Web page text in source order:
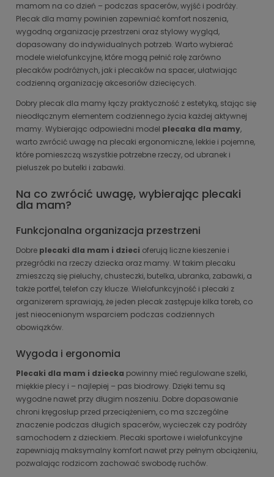
mamom na co dzień – podczas spacerów, wyjść i podróży.
Plecak dla mamy powinien zapewniać komfort noszenia,
wygodną organizację przestrzeni oraz stylowy wygląd,
dopasowany do indywidualnych potrzeb. Warto wybierać
modele wielofunkcyjne, które mogą pełnić rolę zarówno
plecaków podróżnych, jak i plecaków na spacer, ułatwiając
codzienną organizację akcesoriów dziecięcych.
Dobry plecak dla mamy łączy praktyczność z estetyką, stając się
nieodłącznym elementem codziennego życia każdej aktywnej
mamy. Wybierając odpowiedni model plecaka dla mamy,
warto zwrócić uwagę na plecaki ergonomiczne, lekkie i pojemne,
które pomieszczą wszystkie potrzebne rzeczy, od ubranek i
pieluszek po butelki i zabawki.
Na co zwrócić uwagę, wybierając plecaki
dla mam?
Funkcjonalna organizacja przestrzeni
Dobre plecaki dla mam i dzieci oferują liczne kieszenie i
przegródki na rzeczy dziecka oraz mamy. W takim plecaku
zmieszczą się pieluchy, chusteczki, butelka, ubranka, zabawki, a
także portfel, telefon czy klucze. Wielofunkcyjność i plecaki z
organizerem sprawiają, że jeden plecak zastępuje kilka toreb, co
jest nieocenionym wsparciem podczas codziennych
obowiązków.
Wygoda i ergonomia
Plecaki dla mam i dziecka powinny mieć regulowane szelki,
miękkie plecy i – najlepiej – pas biodrowy. Dzięki temu są
wygodne nawet przy długim noszeniu. Dobre dopasowanie
chroni kręgosłup przed przeciążeniem, co ma szczególne
znaczenie podczas długich spacerów, wycieczek czy podróży
samochodem z dzieckiem. Plecaki sportowe i wielofunkcyjne
zapewniają maksymalny komfort nawet przy pełnym obciążeniu,
pozwalając rodzicom zachować swobodę ruchów.